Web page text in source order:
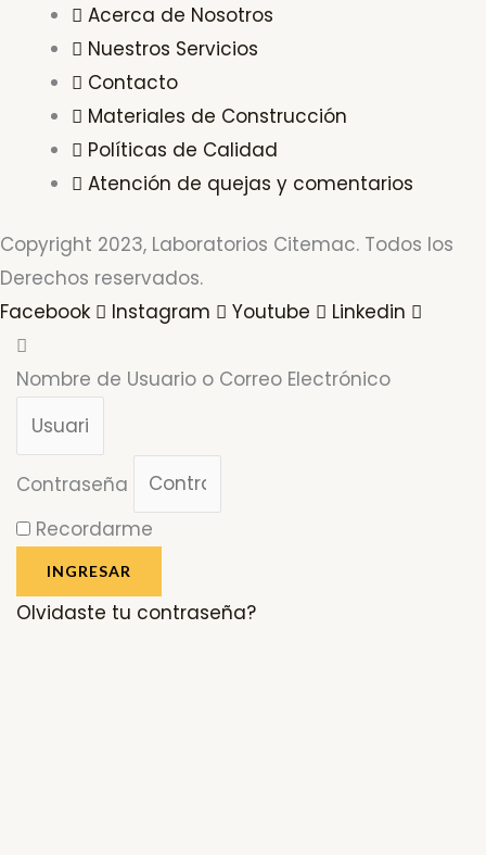
Acerca de Nosotros
Nuestros Servicios
Contacto
Materiales de Construcción
Políticas de Calidad
Atención de quejas y comentarios
Copyright 2023, Laboratorios Citemac. Todos los
Derechos reservados.
Facebook
Instagram Youtube Linkedin
Nombre de Usuario o Correo Electrónico
Contraseña
Recordarme
INGRESAR
Olvidaste tu contraseña?